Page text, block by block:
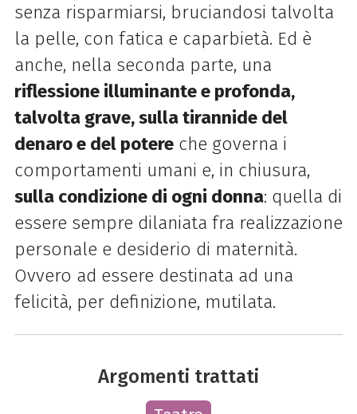
senza risparmiarsi, bruciandosi talvolta
la pelle, con fatica e caparbietà. Ed è
anche, nella seconda parte, una
riflessione illuminante e profonda,
talvolta grave, sulla tirannide del
denaro e del potereche governa i
comportamenti umani e, in chiusura,
sulla condizione di ogni donna: quella di
essere sempre dilaniata fra realizzazione
personale e desiderio di maternità.
Ovvero ad essere destinata ad una
felicità, per definizione, mutilata.
Argomenti trattati